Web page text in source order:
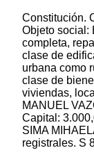
Constitución.
Objeto social:
completa,
clase de
urbana como
clase de
viviendas,
MANUEL
Capital:
SIMA
registrales. S